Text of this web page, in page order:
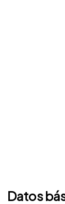
Datos